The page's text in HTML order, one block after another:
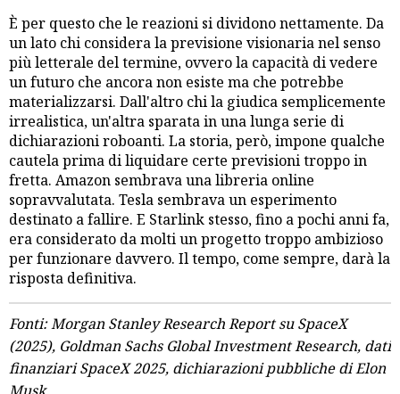
È per questo che le reazioni si dividono nettamente. Da
un lato chi considera la previsione visionaria nel senso
più letterale del termine, ovvero la capacità di vedere
un futuro che ancora non esiste ma che potrebbe
materializzarsi. Dall'altro chi la giudica semplicemente
irrealistica, un'altra sparata in una lunga serie di
dichiarazioni roboanti. La storia, però, impone qualche
cautela prima di liquidare certe previsioni troppo in
fretta. Amazon sembrava una libreria online
sopravvalutata. Tesla sembrava un esperimento
destinato a fallire. E Starlink stesso, fino a pochi anni fa,
era considerato da molti un progetto troppo ambizioso
per funzionare davvero. Il tempo, come sempre, darà la
risposta definitiva.
Fonti: Morgan Stanley Research Report su SpaceX
(2025), Goldman Sachs Global Investment Research, dati
finanziari SpaceX 2025, dichiarazioni pubbliche di Elon
Musk.